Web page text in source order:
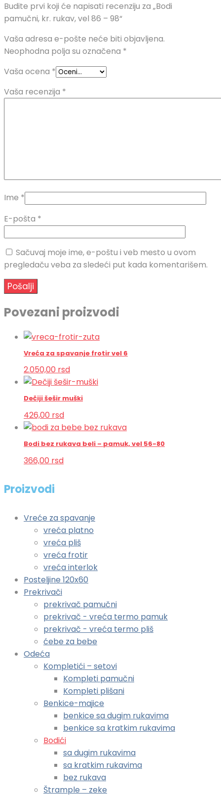
Budite prvi koji će napisati recenziju za „Bodi
pamučni, kr. rukav, vel 86 – 98“
Vaša adresa e-pošte neće biti objavljena.
Neophodna polja su označena *
Vaša ocena *
Vaša recenzija *
Ime *
E-pošta *
Sačuvaj moje ime, e-poštu i veb mesto u ovom
pregledaču veba za sledeći put kada komentarišem.
Povezani proizvodi
Vreća za spavanje frotir vel 6
2.050,00 rsd
Dečiji šešir muški
426,00 rsd
Bodi bez rukava beli – pamuk, vel 56-80
366,00 rsd
Proizvodi
Vreće za spavanje
vreća platno
vreća pliš
vreća frotir
vreća interlok
Posteljine 120x60
Prekrivači
prekrivač pamučni
prekrivač - vreća termo pamuk
prekrivač - vreća termo pliš
ćebe za bebe
Odeća
Kompletići – setovi
Kompleti pamučni
Kompleti plišani
Benkice-majice
benkice sa dugim rukavima
benkice sa kratkim rukavima
Bodići
sa dugim rukavima
sa kratkim rukavima
bez rukava
Štrample – zeke